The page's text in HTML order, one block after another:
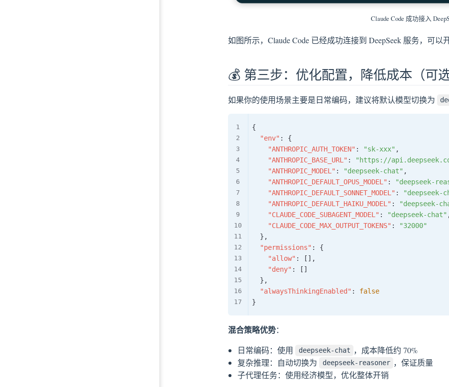
Claude Code 成功接入
如图所示，Claude Code 已经成功连接到 DeepSeek 服务，可以
💰 第三步：优化配置，降低成本（可选
如果你的使用场景主要是日常编码，建议将默认模型切换为
{
"env" :
{
"ANTHROPIC_AUTH_TOKEN" : "sk-xxx" ,
"ANTHROPIC_BASE_URL" : "https://
"ANTHROPIC_MODEL" : "deepseek-chat" ,
"ANTHROPIC_DEFAULT_OPUS_MODEL" : "deepseek-
"ANTHROPIC_DEFAULT_SONNET_MODEL" : "deepseek-
"ANTHROPIC_DEFAULT_HAIKU_MODEL" : "deepseek-
"CLAUDE_CODE_SUBAGENT_MODEL" : "deepseek-chat"
"CLAUDE_CODE_MAX_OUTPUT_TOKENS" :
"32000"
} ,
"permissions" :
{
"allow" : [ ] ,
"deny" : [ ]
} ,
"alwaysThinkingEnabled" :
false
}
混合策略优势：
日常编码：使用
deepseek-chat ，成本降低约 70%
复杂推理：自动切换为
deepseek-reasoner ，保证质量
子代理任务：使用经济模型，优化整体开销